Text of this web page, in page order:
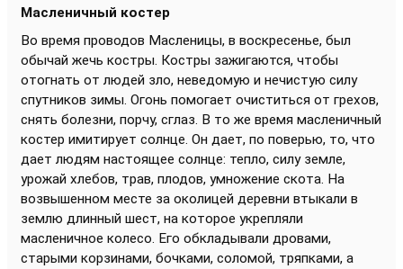
Масленичный костер
Во время проводов Масленицы, в воскресенье, был
обычай жечь костры. Костры зажигаются, чтобы
отогнать от людей зло, неведомую и нечистую силу
спутников зимы. Огонь помогает очиститься от грехов,
снять болезни, порчу, сглаз. В то же время масленичный
костер имитирует солнце. Он дает, по поверью, то, что
дает людям настоящее солнце: тепло, силу земле,
урожай хлебов, трав, плодов, умножение скота. На
возвышенном месте за околицей деревни втыкали в
землю длинный шест, на которое укрепляли
масленичное колесо. Его обкладывали дровами,
старыми корзинами, бочками, соломой, тряпками, а